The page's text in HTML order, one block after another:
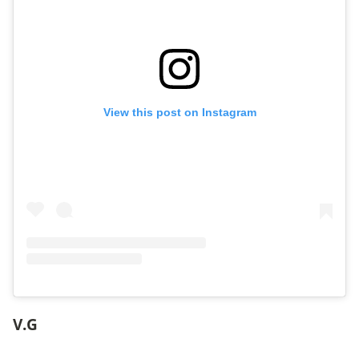
View this post on Instagram
V.G